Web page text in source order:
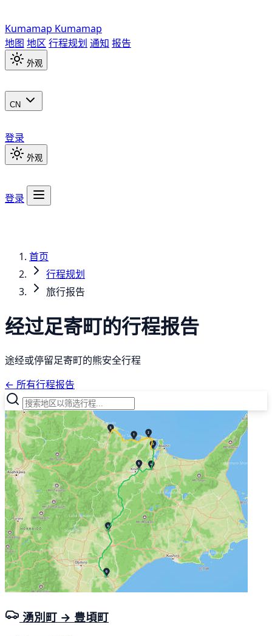
Kumamap Kumamap
地图 地区 行程规划 通知 报告
外观
CN
登录
外观
登录
首页
行程规划
旅行报告
经过足寄町的行程报告
途经或停留足寄町的熊安全行程
← 所有行程报告
湧別町 → 豊頃町